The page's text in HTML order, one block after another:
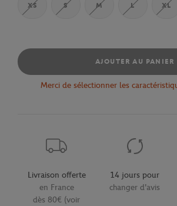
XS S M L XL
AJOUTER AU PANIER
Merci de sélectionner les
Livraison offerte
en France
dès 80€ (voir
14 jours pour
changer d'avis